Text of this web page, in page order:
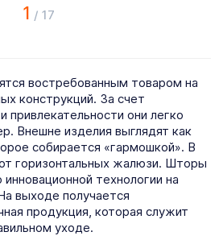
1 / 17
востребованным товаром на
конструкций. За счет
привлекательности они легко
Внешне изделия выглядят как
собирается «гармошкой». В
горизонтальных жалюзи. Шторы
технологии на
выходе получается
продукция, которая служит
уходе.